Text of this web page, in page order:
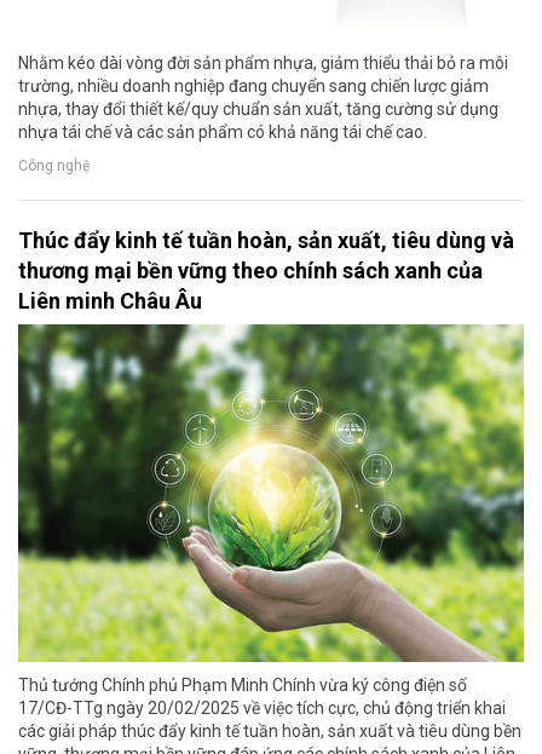
Nhằm kéo dài vòng đời sản phẩm nhựa, giảm thiểu thải bỏ ra môi
trường, nhiều doanh nghiệp đang chuyển sang chiến lược giảm
nhựa, thay đổi thiết kế/quy chuẩn sản xuất, tăng cường sử dụng
nhựa tái chế và các sản phẩm có khả năng tái chế cao.
Công nghệ
Thúc đẩy kinh tế tuần hoàn, sản xuất, tiêu dùng và
thương mại bền vững theo chính sách xanh của
Liên minh Châu Âu
Thủ tướng Chính phủ Phạm Minh Chính vừa ký công điện số
17/CĐ-TTg ngày 20/02/2025 về việc tích cực, chủ động triển khai
các giải pháp thúc đẩy kinh tế tuần hoàn, sản xuất và tiêu dùng bền